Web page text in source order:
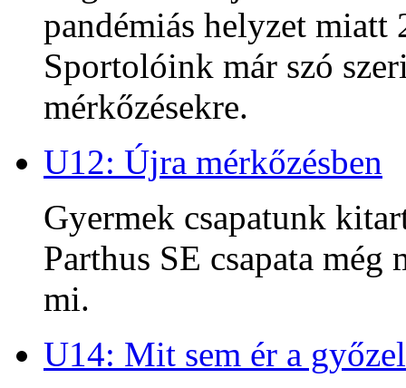
pandémiás helyzet
Sportolóink már szó
mérkőzésekre.
U12: Újra mérkőzésben
Gyermek csapatunk
Parthus SE csapata
mi.
U14: Mit sem ér a